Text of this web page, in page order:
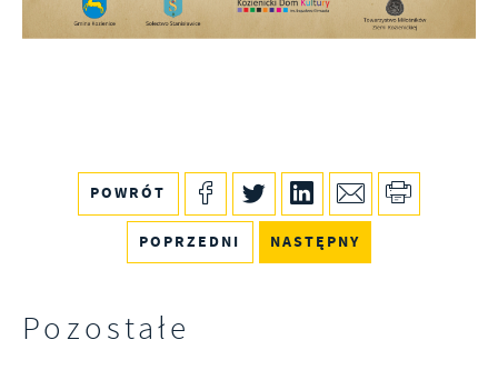
POWRÓT
POPRZEDNI NASTĘPNY
Pozostałe
treści w postaci wiadomości, ofert,